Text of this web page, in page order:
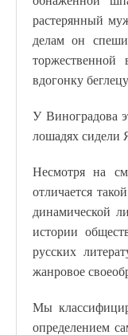
растерянный
делам он
вдогонку
У Виноградова
лошадях
Несмотря на
отличается
динамической
истории
русских
жанровое
Мы
определением